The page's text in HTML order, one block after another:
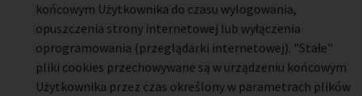
końcowym Użytkownika do czasu wylogowania,
opuszczenia strony internetowej lub wyłączenia
oprogramowania (przeglądarki internetowej). "Stałe"
pliki cookies przechowywane są w urządzeniu końcowym
Użytkownika przez czas określony w parametrach plików